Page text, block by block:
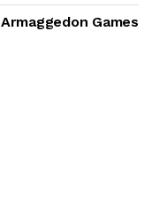
Armaggedon Games